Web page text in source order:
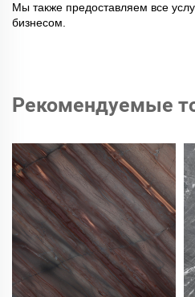
Мы также предоставляем все
бизнесом.
Рекомендуемые